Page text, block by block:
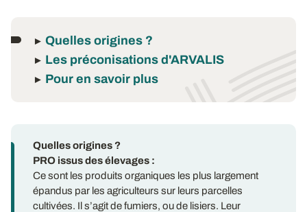
► Quelles origines ?
► Les préconisations d'ARVALIS
► Pour en savoir plus
Quelles origines ?
PRO issus des élevages :
Ce sont les produits organiques les plus largement
épandus par les agriculteurs sur leurs parcelles
cultivées. Il s’agit de fumiers, ou de lisiers. Leur